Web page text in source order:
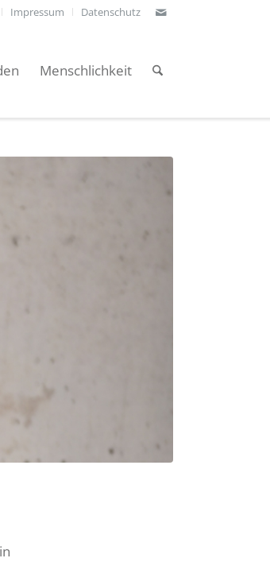
Impressum Datenschutz
Menschlichkeit